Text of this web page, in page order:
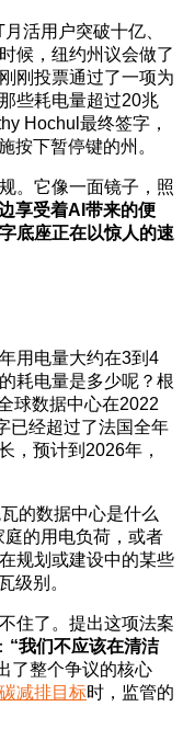
活用户突破十亿、
候，纽约州议会做了
刚投票通过了一项为
些耗电量超过20兆
Hochul最终签字，
按下暂停键的州。
。它像一面镜子，照
享受着AI带来的便
底座正在以惊人的速
用电量大约在3到4
的耗电量是多少呢？根
球数据中心在2022
已经超过了法国全年
，预计到2026年，
的数据中心是什么
的用电负荷，或者
规划或建设中的某些
级别。
住了。提出这项法案
“我们不应该在清洁
了整个争议的核心
碳减排目标时，监管的